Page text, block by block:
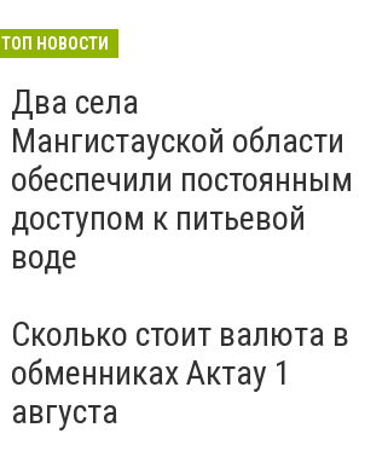
ТОП НОВОСТИ
Два села
Мангистауской области
обеспечили постоянным
доступом к питьевой
воде
Сколько стоит валюта в
обменниках Актау 1
августа